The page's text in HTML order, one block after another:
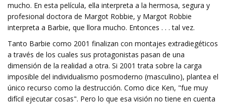
mucho. En esta película, ella interpreta a la hermosa, segura y
profesional doctora de Margot Robbie, y Margot Robbie
interpreta a Barbie, que llora mucho. Entonces . . . tal vez.
Tanto Barbie como 2001 finalizan con montajes extradiegéticos
a través de los cuales sus protagonistas pasan de una
dimensión de la realidad a otra. Si 2001 trata sobre la carga
imposible del individualismo posmoderno (masculino), plantea el
único recurso como la destrucción. Como dice Ken, "fue muy
difícil ejecutar cosas". Pero lo que esa visión no tiene en cuenta